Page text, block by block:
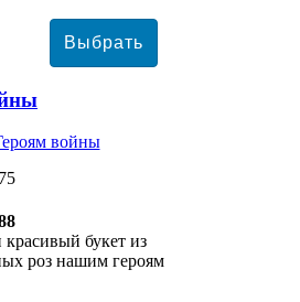
букет из
роз нашим героям